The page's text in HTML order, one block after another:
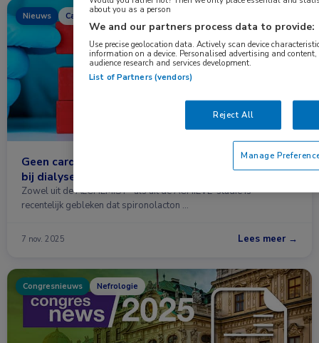
Nieuws Cardiologie, Nefrologie
Geen cardiovasculair voordeel van spironolacton
bij dialysepatiënten
Zowel uit de ALCHEMIST- als uit de ACHIEVE-studie is
recentelijk gebleken dat spironolacton …
7 nov. 2025 Lees meer →
Congresnieuws Nefrologie
about you as a person
We and our partners process data to provide:
Use precise geolocation data. Actively scan device
information on a device. Personalised advertising and
audience research and services development.
List of Partners (vendors)
Reject All
Manage